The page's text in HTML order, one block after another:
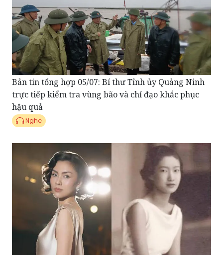
Bản tin tổng hợp 05/07: Bí thư Tỉnh ủy Quảng Ninh
trực tiếp kiểm tra vùng bão và chỉ đạo khắc phục
hậu quả
Nghe
Điểm tin showbiz 04/07: Tăng Thanh Hà tái xuất